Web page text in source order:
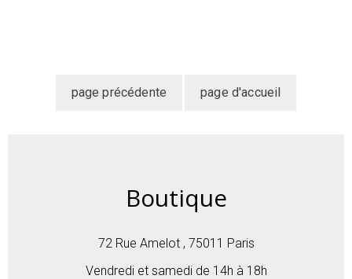
Boutique
72 Rue Amelot , 75011 Paris
Vendredi et samedi de 14h à 18h